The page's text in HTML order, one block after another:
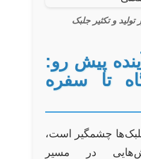
تولید و تکثیر جلبک
پیش رو:
تا سفره
چشمگیر است،
در مسیر